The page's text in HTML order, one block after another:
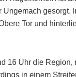
gesorgt.
Tor und
16 Uhr die
in einem